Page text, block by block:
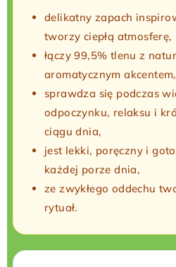
delikatny zapach
tworzy ciepłą atmosferę,
łączy 99,5% tlenu z
aromatycznym akcentem,
sprawdza się podczas
odpoczynku, relaksu i
ciągu dnia,
jest lekki, poręczny i
każdej porze dnia,
ze zwykłego oddechu
rytuał.